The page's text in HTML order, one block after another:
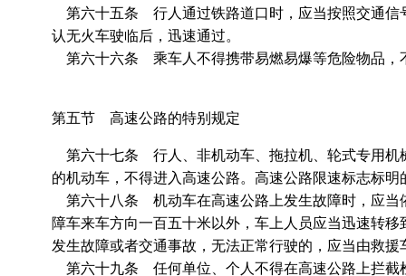
第六十五条 行人通过铁路道口时，应当按照交通信
认无火车驶临后，迅速通过。
第六十六条 乘车人不得携带易燃易爆等危险物品，
第五节 高速公路的特别规定
第六十七条 行人、非机动车、拖拉机、轮式专用机
的机动车，不得进入高速公路。高速公路限速标志标
第六十八条 机动车在高速公路上发生故障时，应当
障车来车方向一百五十米以外，车上人员应当迅速转
发生故障或者交通事故，无法正常行驶的，应当由救援
第六十九条 任何单位、个人不得在高速公路上拦截